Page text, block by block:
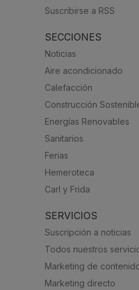
Suscribirse a RSS
SECCIONES
Noticias
Aire acondicionado
Calefacción
Construcción
Energías Renovables
Sanitarios
Ferias
Hemeroteca
Carl y Frida
SERVICIOS
Suscripción a noticias
Todos nuestros
Marketing de
Marketing directo